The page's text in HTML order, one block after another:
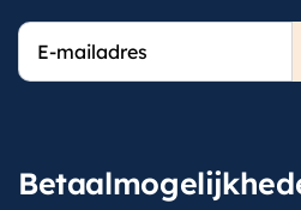
E-
mailadres